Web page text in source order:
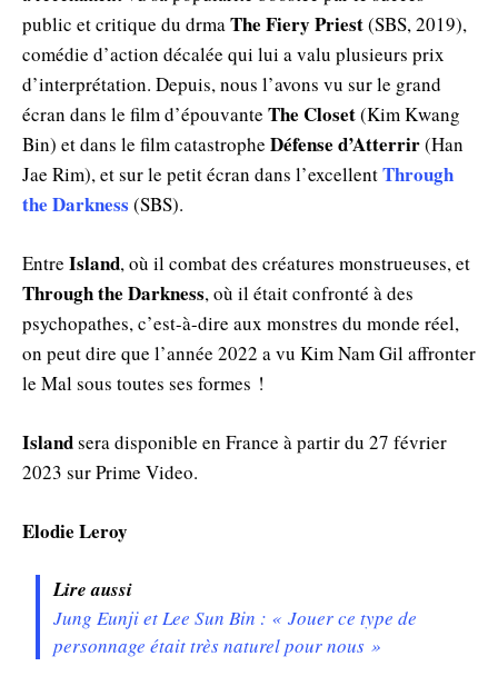
public et critique du drma The Fiery Priest(SBS, 2019),
comédie d’action décalée qui lui a valu plusieurs prix
d’interprétation. Depuis, nous l’avons vu sur le grand
écran dans le film d’épouvante The Closet(Kim Kwang
Bin) et dans le film catastrophe Défense d’Atterrir(Han
Jae Rim), et sur le petit écran dans l’excellentThrough
the Darkness (SBS).
Entre Island, où il combat des créatures monstrueuses, et
Through the Darkness, où il était confronté à des
psychopathes, c’est-à-dire aux monstres du monde réel,
on peut dire que l’année 2022 a vu Kim Nam Gil affronter
le Mal sous toutes ses formes !
Islandsera disponible en France à partir du 27 février
2023 sur Prime Video.
Elodie Leroy
Lire aussi
Jung Eunji et Lee Sun Bin : « Jouer ce type de
personnage était très naturel pour nous »